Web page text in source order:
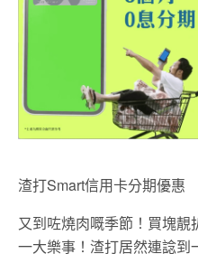
渣打Smart信用卡分期優惠
又到咗燒肉嘅季節！買塊
一大樂事！渣打居然連諗到